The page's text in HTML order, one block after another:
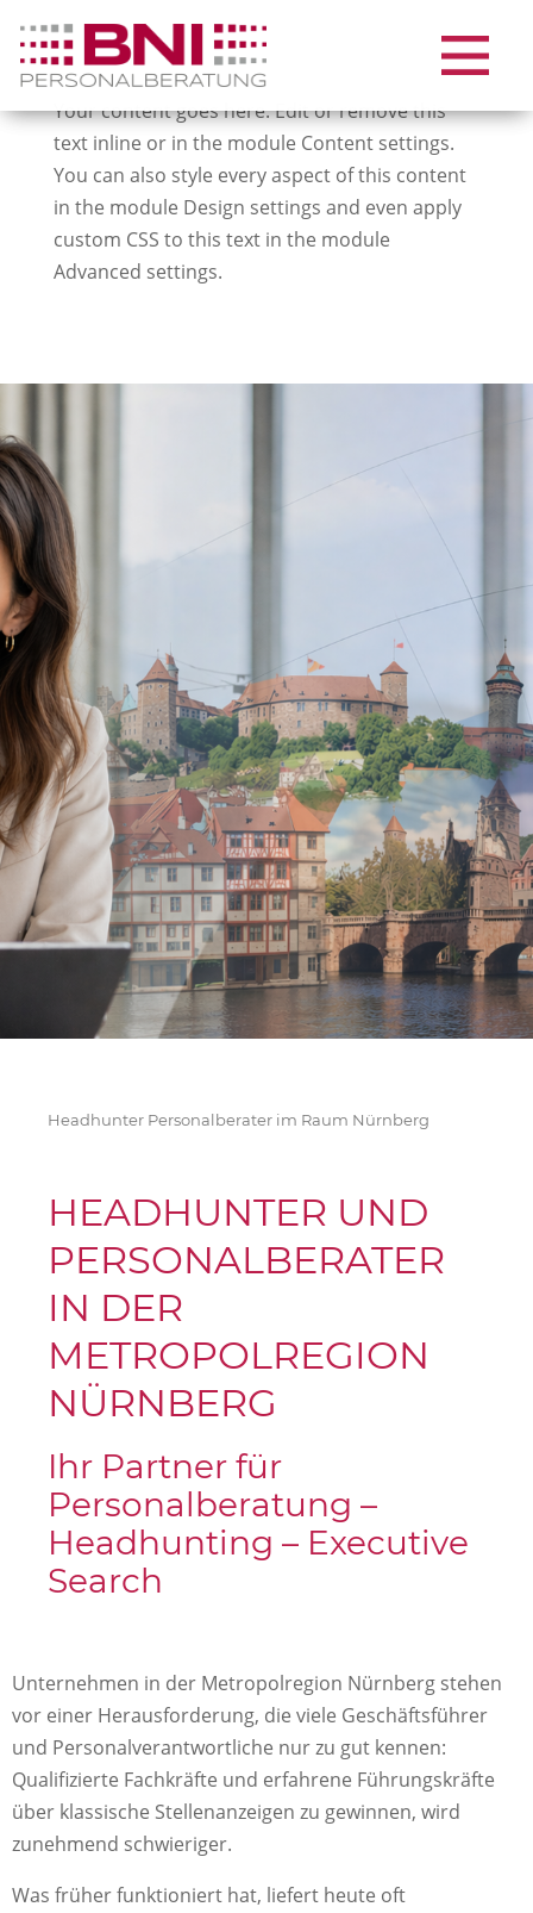
Your content goes here. Edit or remove this
text inline or in the module Content settings.
You can also style every aspect of this content
in the module Design settings and even apply
custom CSS to this text in the module
Advanced settings.
Headhunter Personalberater im Raum Nürnberg
HEADHUNTER UND
PERSONALBERATER
IN DER
METROPOLREGION
NÜRNBERG
Ihr Partner für
Personalberatung –
Headhunting – Executive
Search
Unternehmen in der Metropolregion Nürnberg stehen
vor einer Herausforderung, die viele Geschäftsführer
und Personalverantwortliche nur zu gut kennen:
Qualifizierte Fachkräfte und erfahrene Führungskräfte
über klassische Stellenanzeigen zu gewinnen, wird
zunehmend schwieriger.
Was früher funktioniert hat, liefert heute oft